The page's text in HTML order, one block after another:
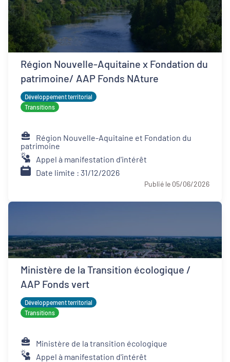
Région Nouvelle-Aquitaine x Fondation du
patrimoine/ AAP Fonds NAture
Développement territorial
Transitions
Région Nouvelle-Aquitaine et Fondation du
patrimoine
Appel à manifestation d'intérêt
Date limite : 31/12/2026
Publié le 05/06/2026
Ministère de la Transition écologique /
AAP Fonds vert
Développement territorial
Transitions
Ministère de la transition écologique
Appel à manifestation d'intérêt